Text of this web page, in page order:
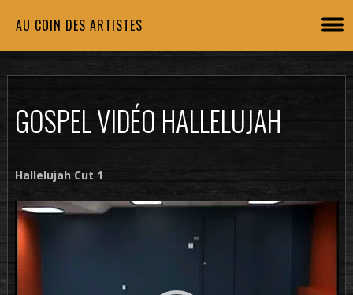
AU COIN DES ARTISTES
GOSPEL VIDÉO HALLELUJAH
Hallelujah Cut 1
Lecteur
vidéo